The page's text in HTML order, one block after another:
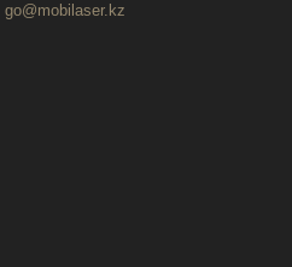
go@mobilaser.kz